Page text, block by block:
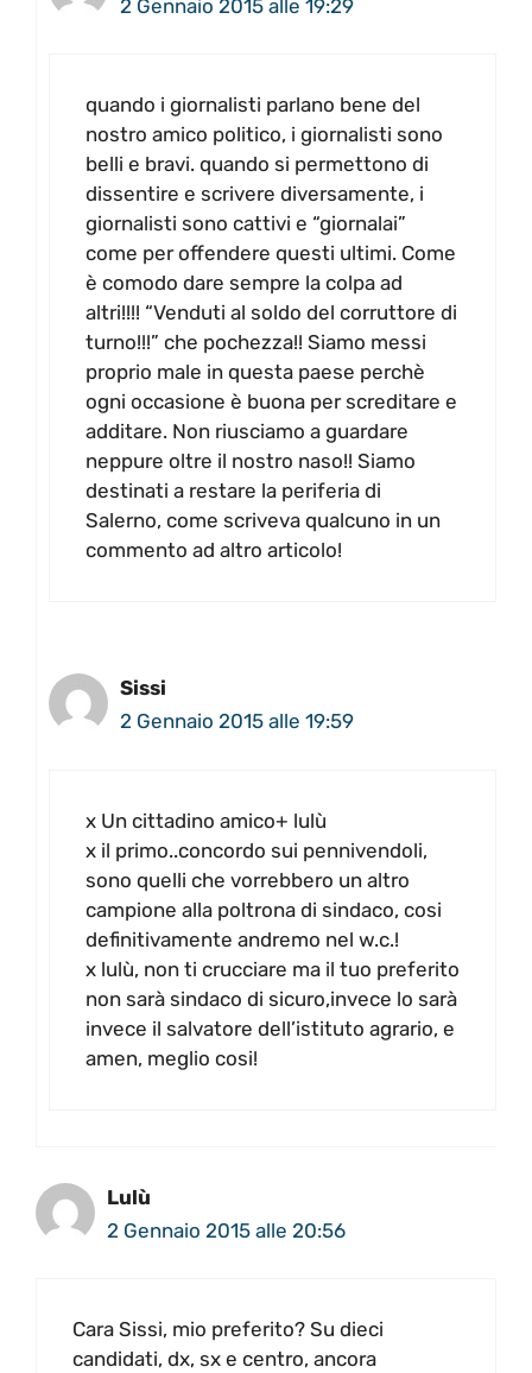
2 Gennaio 2015 alle 19:29
quando i giornalisti parlano bene del
nostro amico politico, i giornalisti sono
belli e bravi. quando si permettono di
dissentire e scrivere diversamente, i
giornalisti sono cattivi e “giornalai”
come per offendere questi ultimi. Come
è comodo dare sempre la colpa ad
altri!!!! “Venduti al soldo del corruttore di
turno!!!” che pochezza!! Siamo messi
proprio male in questa paese perchè
ogni occasione è buona per screditare e
additare. Non riusciamo a guardare
neppure oltre il nostro naso!! Siamo
destinati a restare la periferia di
Salerno, come scriveva qualcuno in un
commento ad altro articolo!
Sissi
2 Gennaio 2015 alle 19:59
x Un cittadino amico+ lulù
x il primo..concordo sui pennivendoli,
sono quelli che vorrebbero un altro
campione alla poltrona di sindaco, cosi
definitivamente andremo nel w.c.!
x lulù, non ti crucciare ma il tuo preferito
non sarà sindaco di sicuro,invece lo sarà
invece il salvatore dell’istituto agrario, e
amen, meglio cosi!
Lulù
2 Gennaio 2015 alle 20:56
Cara Sissi, mio preferito? Su dieci
candidati, dx, sx e centro, ancora